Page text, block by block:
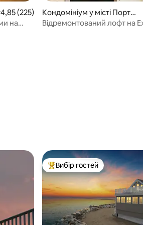
оцінка: 4,85 з 5, відгуки: 225
4,85 (225)
на
Кондомініум у місті Портле
нд
Відремонтований лофт на
Топ вибір гостей
Вибір гостей